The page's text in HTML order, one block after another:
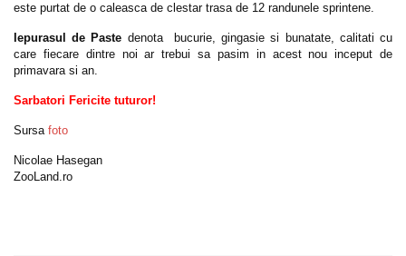
este purtat de o caleasca de clestar trasa de 12 randunele sprintene.
Iepurasul de Paste denota bucurie, gingasie si bunatate, calitati cu
care fiecare dintre noi ar trebui sa pasim in acest nou inceput de
primavara si an.
Sarbatori Fericite tuturor!
Sursa foto
Nicolae Hasegan
ZooLand.ro